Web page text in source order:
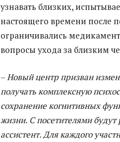
узнавать близких,
настоящего времени после
ограничивались
вопросы ухода за близким
–Новый центр призван
получать комплексную
сохранение когнитивных
жизни. С посетителями будут
ассистент. Для каждого